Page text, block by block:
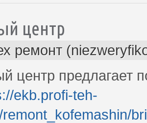
центр
ремонт
центр предлагает
ekb.profi-teh-